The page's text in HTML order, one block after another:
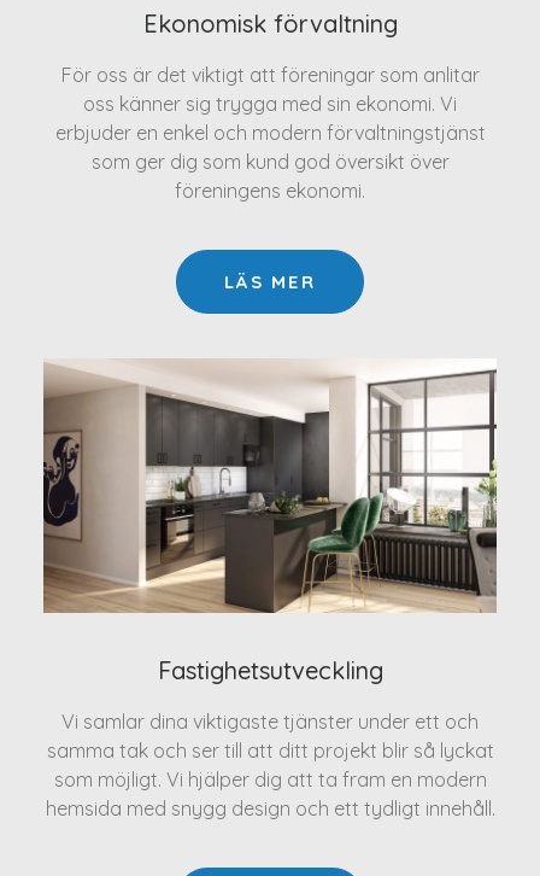
Ekonomisk förvaltning
För oss är det viktigt att föreningar som anlitar
oss känner sig trygga med sin ekonomi. Vi
erbjuder en enkel och modern förvaltningstjänst
som ger dig som kund god översikt över
föreningens ekonomi.
LÄS MER
Fastighetsutveckling
Vi samlar dina viktigaste tjänster under ett och
samma tak och ser till att ditt projekt blir så lyckat
som möjligt. Vi hjälper dig att ta fram en modern
hemsida med snygg design och ett tydligt innehåll.